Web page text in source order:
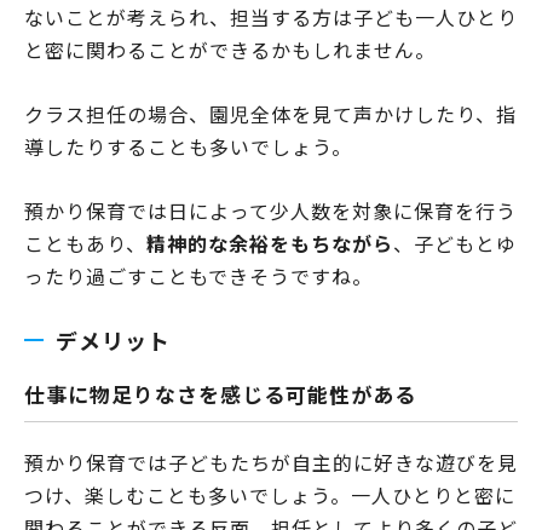
ないことが考えられ、担当する方は子ども一人ひとり
と密に関わることができるかもしれません。
クラス担任の場合、園児全体を見て声かけしたり、指
導したりすることも多いでしょう。
預かり保育では日によって少人数を対象に保育を行う
こともあり、 精神的な余裕をもちながら、子どもとゆ
ったり過ごすこともできそうですね。
デメリット
仕事に物足りなさを感じる可能性がある
預かり保育では子どもたちが自主的に好きな遊びを見
つけ、楽しむことも多いでしょう。一人ひとりと密に